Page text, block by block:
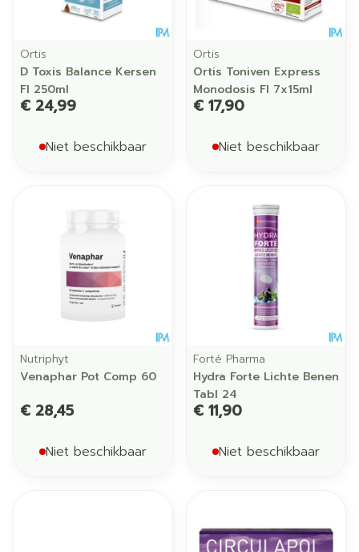
Ortis
D Toxis Balance Kersen
Fl 250ml
€ 24,99
Niet beschikbaar
Ortis
Ortis Toniven Express
Monodosis Fl 7x15ml
€ 17,90
Niet beschikbaar
Nutriphyt
Venaphar Pot Comp 60
€ 28,45
Niet beschikbaar
Forté Pharma
Hydra Forte Lichte Benen
Tabl 24
€ 11,90
Niet beschikbaar